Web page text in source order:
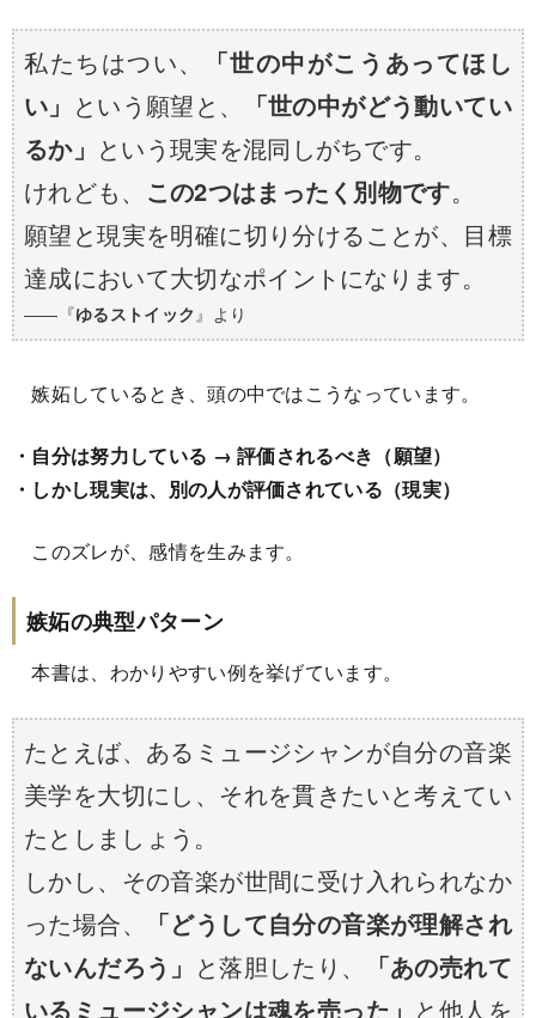
私たちはつい、
「世の中がこうあってほし
い」 という願望と、
「世の中がどう動いてい
るか」 という現実を混同しがちです。
けれども、 この2つはまったく別物です。
願望と現実を明確に切り分けることが、目標
達成において大切なポイントになります。
――『ゆるストイック 』より
嫉妬しているとき、頭の中ではこうなっています。
・自分は努力している → 評価されるべき（願望）
・しかし現実は、別の人が評価されている（現実）
このズレが、感情を生みます。
嫉妬の典型パターン
本書は、わかりやすい例を挙げています。
たとえば、あるミュージシャンが自分の音楽
美学を大切にし、それを貫きたいと考えてい
たとしましょう。
しかし、その音楽が世間に受け入れられなか
った場合、
「どうして自分の音楽が理解され
ないんだろう」 と落胆したり、
「あの売れて
いるミュージシャンは魂を売った」 と他人を